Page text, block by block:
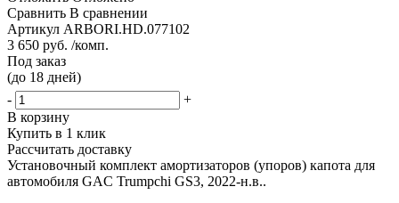
Сравнить В сравнении
Артикул ARBORI.HD.077102
3 650 руб. /комп.
Под заказ
(до 18 дней)
-
+
В корзину
Купить в 1 клик
Рассчитать доставку
Установочный комплект амортизаторов (упоров) капота для
автомобиля GAC Trumpchi GS3, 2022-н.в..